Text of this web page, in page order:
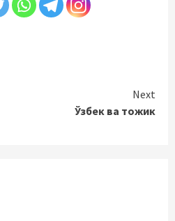
Next
Ўзбек ва тожик